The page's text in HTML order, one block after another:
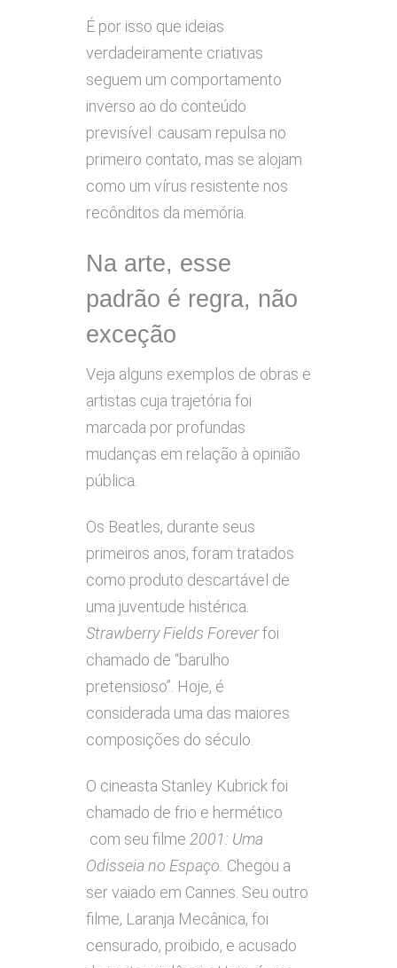
É por isso que ideias
verdadeiramente criativas
seguem um comportamento
inverso ao do conteúdo
previsível: causam repulsa no
primeiro contato, mas se alojam
como um vírus resistente nos
recônditos da memória.
Na arte, esse
padrão é regra, não
exceção
Veja alguns exemplos de obras e
artistas cuja trajetória foi
marcada por profundas
mudanças em relação à opinião
pública.
Os Beatles, durante seus
primeiros anos, foram tratados
como produto descartável de
uma juventude histérica.
Strawberry Fields Foreverfoi
chamado de “barulho
pretensioso”. Hoje, é
considerada uma das maiores
composições do século.
O cineasta Stanley Kubrick foi
chamado de frio e hermético
com seu filme 2001: Uma
Odisseia no Espaço. Chegou a
ser vaiado em Cannes. Seu outro
filme, Laranja Mecânica, foi
censurado, proibido, e acusado